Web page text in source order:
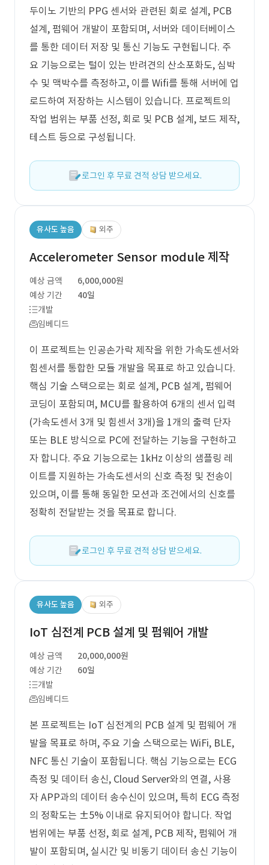
두이노 기반의 PPG 센서와 관련된 회로 설계, PCB
설계, 펌웨어 개발이 포함되며, 서버와 데이터베이스
를 통한 데이터 저장 및 통신 기능도 구현됩니다. 주
요 기능으로는 털이 있는 반려견의 산소포화도, 심박
수 및 맥박수를 측정하고, 이를 Wifi를 통해 서버에 업
로드하여 저장하는 시스템이 있습니다. 프로젝트의
작업 범위는 부품 선정, 회로 및 PCB 설계, 보드 제작,
테스트 등으로 구성됩니다.
로그인 후 무료 견적 상담 받으세요.
유사도 높음 외주
Accelerometer Sensor module 제작
예상 금액
6,000,000원
예상 기간
40일
개발
임베디드
이 프로젝트는 인공손가락 제작을 위한 가속도센서와
힘센서를 통합한 모듈 개발을 목표로 하고 있습니다.
핵심 기술 스택으로는 회로 설계, PCB 설계, 펌웨어
코딩이 포함되며, MCU를 활용하여 6개의 센서 입력
(가속도센서 3개 및 힘센서 3개)을 1개의 출력 단자
또는 BLE 방식으로 PC에 전달하는 기능을 구현하고
자 합니다. 주요 기능으로는 1kHz 이상의 샘플링 레
이트를 지원하는 가속도센서의 신호 측정 및 전송이
있으며, 이를 통해 동일한 모션과 조건에서의 신호를
정확히 전달받는 것을 목표로 합니다.
로그인 후 무료 견적 상담 받으세요.
유사도 높음 외주
IoT 심전계 PCB 설계 및 펌웨어 개발
예상 금액
20,000,000원
예상 기간
60일
개발
임베디드
본 프로젝트는 IoT 심전계의 PCB 설계 및 펌웨어 개
발을 목표로 하며, 주요 기술 스택으로는 WiFi, BLE,
NFC 통신 기술이 포함됩니다. 핵심 기능으로는 ECG
측정 및 데이터 송신, Cloud Server와의 연결, 사용
자 APP과의 데이터 송수신이 있으며, 특히 ECG 측정
의 정확도는 ±5% 이내로 유지되어야 합니다. 작업
범위에는 부품 선정, 회로 설계, PCB 제작, 펌웨어 개
발이 포함되며, 실시간 및 비동기 데이터 송신 기능이